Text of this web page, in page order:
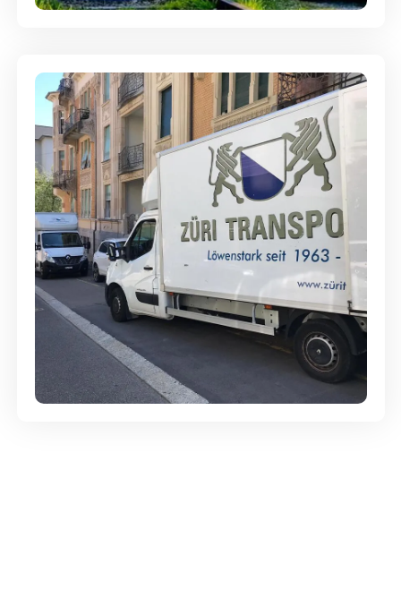
Günstige Umzüge - Hervorragender
Service